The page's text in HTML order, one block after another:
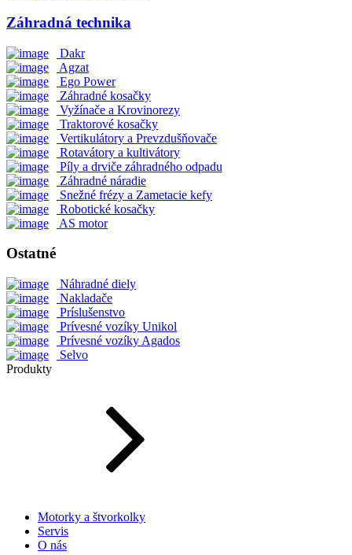
Záhradná technika
Dakr
Agzat
Ego Power
Záhradné kosačky
Vyžínače a Krovinorezy
Traktorové kosačky
Vertikulátory a Prevzdušňovače
Rotavátory a kultivátory
Píly a drviče záhradného odpadu
Záhradné náradie
Snežné frézy a Zametacie kefy
Robotické kosačky
AS motor
Ostatné
Náhradné diely
Nakladače
Príslušenstvo
Prívesné vozíky Unikol
Prívesné vozíky Agados
Selvo
Produkty
Motorky a štvorkolky
Servis
O nás